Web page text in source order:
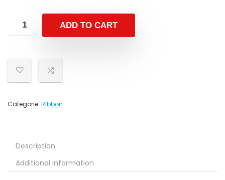
ADD TO CART
Categorie: Ribbon
Description
Additional information